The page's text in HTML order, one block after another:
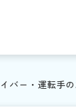
イバー・運転手